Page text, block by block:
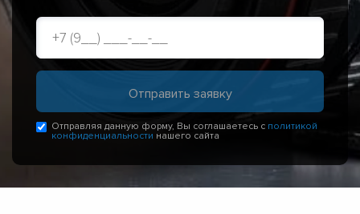
Отправляя данную форму, Вы соглашаетесь с политикой
конфиденциальности нашего сайта